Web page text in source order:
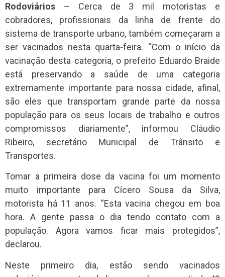
Rodoviários – Cerca de 3 mil motoristas e
cobradores, profissionais da linha de frente do
sistema de transporte urbano, também começaram a
ser vacinados nesta quarta-feira. “Com o início da
vacinação desta categoria, o prefeito Eduardo Braide
está preservando a saúde de uma categoria
extremamente importante para nossa cidade, afinal,
são eles que transportam grande parte da nossa
população para os seus locais de trabalho e outros
compromissos diariamente”, informou Cláudio
Ribeiro, secretário Municipal de Trânsito e
Transportes.
Tomar a primeira dose da vacina foi um momento
muito importante para Cícero Sousa da Silva,
motorista há 11 anos. “Esta vacina chegou em boa
hora. A gente passa o dia tendo contato com a
população. Agora vamos ficar mais protegidos”,
declarou.
Neste primeiro dia, estão sendo vacinados